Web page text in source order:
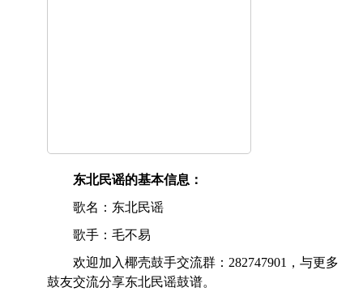
东北民谣的基本信息：
歌名：东北民谣
歌手：毛不易
欢迎加入椰壳鼓手交流群：282747901，与更多
鼓友交流分享东北民谣鼓谱。